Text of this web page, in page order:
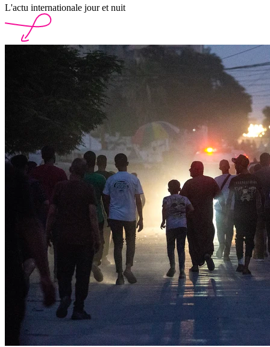
L'actu internationale jour et nuit